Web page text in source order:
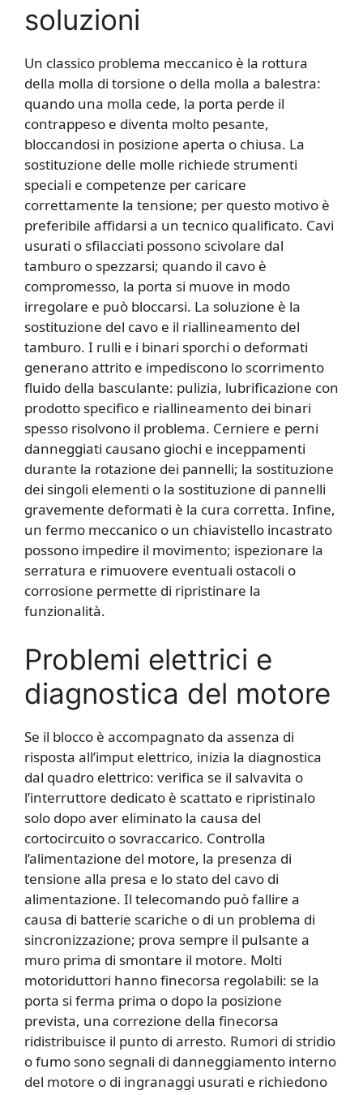
soluzioni
Un classico problema meccanico è la rottura
della molla di torsione o della molla a balestra:
quando una molla cede, la porta perde il
contrappeso e diventa molto pesante,
bloccandosi in posizione aperta o chiusa. La
sostituzione delle molle richiede strumenti
speciali e competenze per caricare
correttamente la tensione; per questo motivo è
preferibile affidarsi a un tecnico qualificato. Cavi
usurati o sfilacciati possono scivolare dal
tamburo o spezzarsi; quando il cavo è
compromesso, la porta si muove in modo
irregolare e può bloccarsi. La soluzione è la
sostituzione del cavo e il riallineamento del
tamburo. I rulli e i binari sporchi o deformati
generano attrito e impediscono lo scorrimento
fluido della basculante: pulizia, lubrificazione con
prodotto specifico e riallineamento dei binari
spesso risolvono il problema. Cerniere e perni
danneggiati causano giochi e inceppamenti
durante la rotazione dei pannelli; la sostituzione
dei singoli elementi o la sostituzione di pannelli
gravemente deformati è la cura corretta. Infine,
un fermo meccanico o un chiavistello incastrato
possono impedire il movimento; ispezionare la
serratura e rimuovere eventuali ostacoli o
corrosione permette di ripristinare la
funzionalità.
Problemi elettrici e
diagnostica del motore
Se il blocco è accompagnato da assenza di
risposta all’imput elettrico, inizia la diagnostica
dal quadro elettrico: verifica se il salvavita o
l’interruttore dedicato è scattato e ripristinalo
solo dopo aver eliminato la causa del
cortocircuito o sovraccarico. Controlla
l’alimentazione del motore, la presenza di
tensione alla presa e lo stato del cavo di
alimentazione. Il telecomando può fallire a
causa di batterie scariche o di un problema di
sincronizzazione; prova sempre il pulsante a
muro prima di smontare il motore. Molti
motoriduttori hanno finecorsa regolabili: se la
porta si ferma prima o dopo la posizione
prevista, una correzione della finecorsa
ridistribuisce il punto di arresto. Rumori di stridio
o fumo sono segnali di danneggiamento interno
del motore o di ingranaggi usurati e richiedono